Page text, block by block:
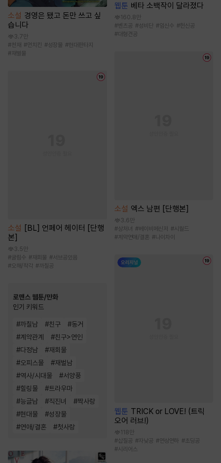
소설 경영은 됐고 돈만 쓰고 싶
습니다
3.7만
#천재 #먼치킨 #성장물 #현대판타지
# 재벌물
소설 [BL] 언페어 헤이터 [단행
본]
3.5만
#굴림수 # 재회물 #서브공있음
#오해/착각 #까칠공
로맨스 웹툰/만화
인기 키워드
#까칠남 #친구 #동거
#계약관계 #친구>연인
#다정남 #재회물
#오피스물 #재벌남
#역사/시대물 #서양풍
#힐링물 #트라우마
#능글남 #직진녀 #짝사랑
#현대물 #성장물
#연애/결혼 #첫사랑
웹툰 베타 소백작이 달라졌다
160.8만
#벤츠공 #성비단 #임신수 #헌신공
#대형견공
소설 엑스 남편 [단행본]
3.6만
#상처녀 #베이비메신저 #시월드
#계약연애/결혼 #나이차이
웹툰 TRICK or LOVE! (트릭
오어 러브!)
118만
#삽질공 #자낮공 #연상연하 #초딩공
#시리어스